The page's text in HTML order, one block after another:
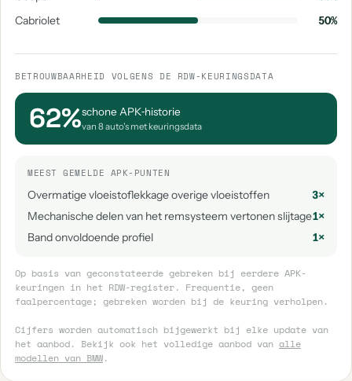
Cabriolet
50%
BETROUWBAARHEID VOLGENS DE RDW-KEURINGSDATA
62%schone APK‑historie
van 8 auto's met keuringsdata
MEEST GEMELDE APK-PUNTEN
Overmatige vloeistoflekkage overige vloeistoffen
3×
Mechanische delen van het remsysteem vertonen slijtage1×
Band onvoldoende profiel
1×
Op basis van geconstateerde gebreken bij eerdere APK-
keuringen in het RDW-register. Frequentie, geen
faalpercentage; gebreken worden bij de keuring verholpen.
Cijfers worden automatisch bijgewerkt bij elke update van
het aanbod. Bekijk ook het volledige aanbod van alle
modellen van BMW.